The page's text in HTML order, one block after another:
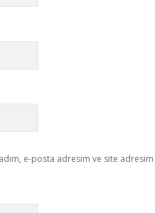
e-posta adresim ve site